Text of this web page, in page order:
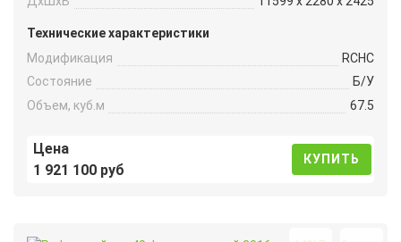
Технические характеристики
Модификация
RCHC
Состояние
Б/У
Объем, куб.м
67.5
Цена
1 921 100 руб
КУПИТЬ